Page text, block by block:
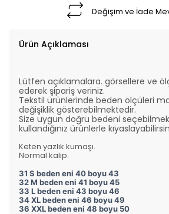
Değişim ve İade
Ürün Açıklaması
Lütfen açıklamalara. görsellere ve
ederek şipariş veriniz.
Tekstil ürünlerinde beden ölçüleri
değişiklik gösterebilmektedir.
Size uygun doğru bedeni
kullandığınız ürünlerle
Keten yazlık kumaşı.
Normal kalıp.
31 S beden eni 40 boyu 43
32 M beden eni 41 boyu 45
33 L beden eni 43 boyu 46
34 XL beden eni 46 boyu 49
36 XXL beden eni 48 boyu 50